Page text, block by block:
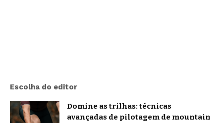
Escolha do editor
Domine as trilhas: técnicas
avançadas de pilotagem de mountain